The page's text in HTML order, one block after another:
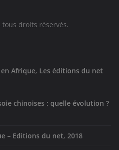
tous droits réservés.
Afrique, Les éditions du net
chinoises : quelle évolution ?
– Editions du net, 2018